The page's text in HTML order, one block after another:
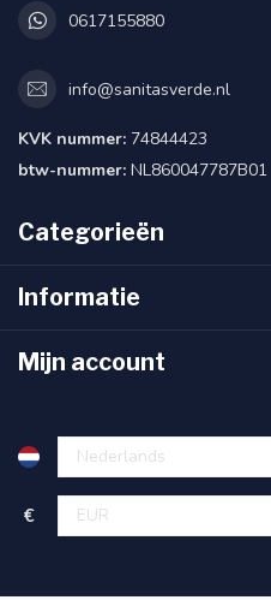
0617155880
info@sanitasverde.nl
KVK nummer: 74844423
btw-nummer: NL860047787B01
Categorieën
Informatie
Mijn account
€